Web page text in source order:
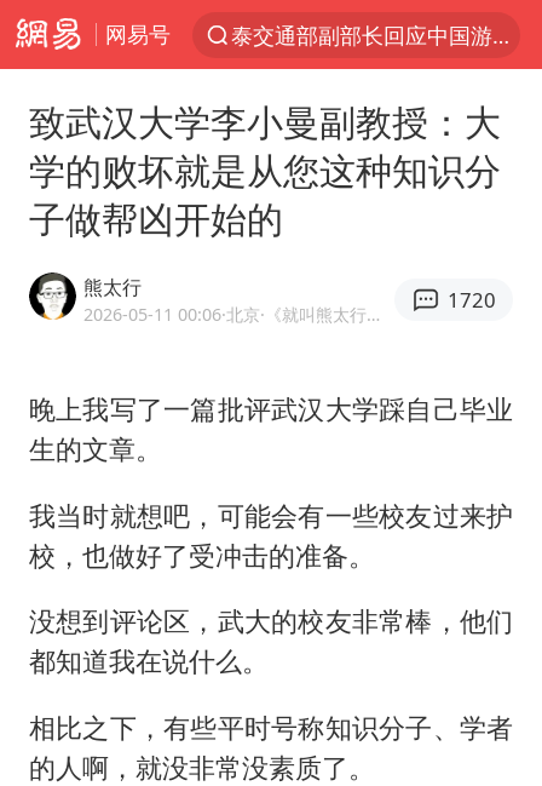
网易号
夜幕落下 运动上场
台风白海豚环流面积近似13个浙江
Meta被判支付5.67亿美元
OpenAI为免费用户升级GPT-5.6 Luna
21楼高空抛物嫌疑人被拘留
女子开一天一夜空调后二氧化碳中毒
命案逃犯躲进深山21年活得像野人
服务实体经济 财政金融打出组合拳
致武汉大学李小曼副教授：大
学的败坏就是从您这种知识分
子做帮凶开始的
熊太行
2026-05-11 00:06·北京 ·《就叫熊太行也行》官方网易号
1720
晚上我写了一篇批评武汉大学踩自己毕业
生的文章。
我当时就想吧，可能会有一些校友过来护
校，也做好了受冲击的准备。
没想到评论区，武大的校友非常棒，他们
都知道我在说什么。
相比之下，有些平时号称知识分子、学者
的人啊，就没非常没素质了。